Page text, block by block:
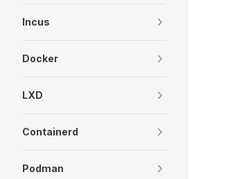
Incus
Docker
LXD
Containerd
Podman